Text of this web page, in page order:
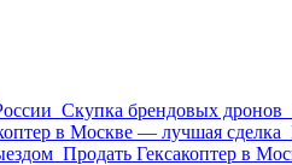
Скупка брендовых дронов
в Москве — лучшая сделка
Продать Гексакоптер в